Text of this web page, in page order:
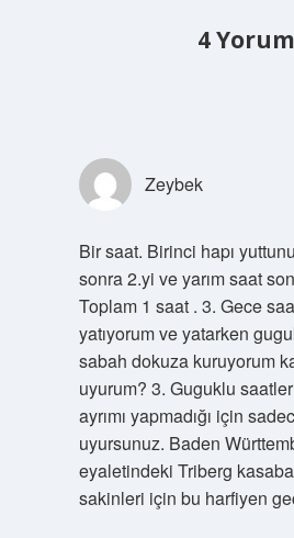
4 Yorum
Zeybek
Bir saat. Birinci hapı
sonra 2.yi ve yarım saat
Toplam 1 saat . 3. Gece
yatıyorum ve yatarken
sabah dokuza kuruyorum
uyurum? 3. Guguklu
ayrımı yapmadığı için
uyursunuz. Baden
eyaletindeki Triberg
sakinleri için bu harfiyen